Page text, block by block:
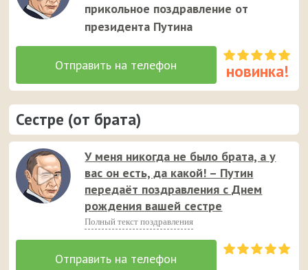
прикольное поздравление от
президента Путина
Сестре (от брата)
У меня никогда не было брата, а у
вас он есть, да какой! – Путин
передаёт поздравления с Днем
рождения вашей сестре
Полный текст поздравления